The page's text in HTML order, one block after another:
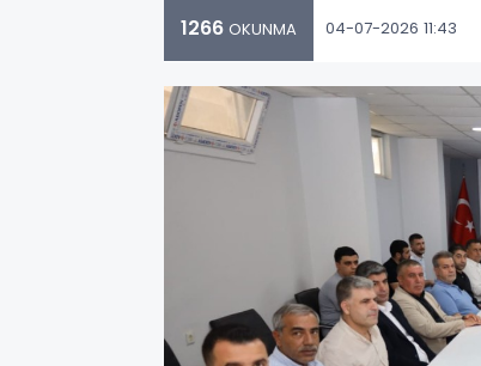
1266 OKUNMA 04-07-2026 11:43